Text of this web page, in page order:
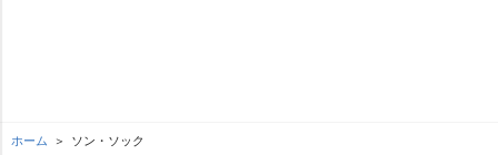
ホーム ソン・ソック